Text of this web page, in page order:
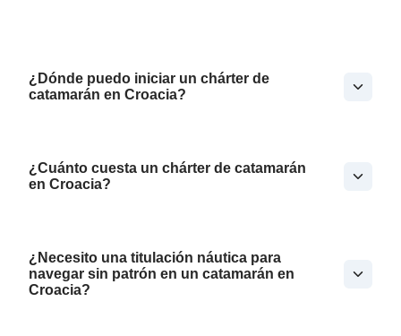
¿Dónde puedo iniciar un chárter de
catamarán en Croacia?
¿Cuánto cuesta un chárter de catamarán
en Croacia?
¿Necesito una titulación náutica para
navegar sin patrón en un catamarán en
Croacia?